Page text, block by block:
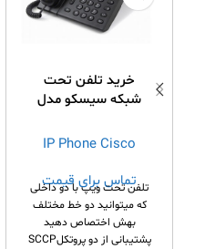
خرید تلفن تحت
شبکه سیسکو مدل
IP Phone Cisco
تماس برای قیمت
تلفن تحت ویپ با دو داخلی
که میتوانید دو خط مختلف
بهش اختصاص دهید
پشتیبانی از دو پروتکلSCCP